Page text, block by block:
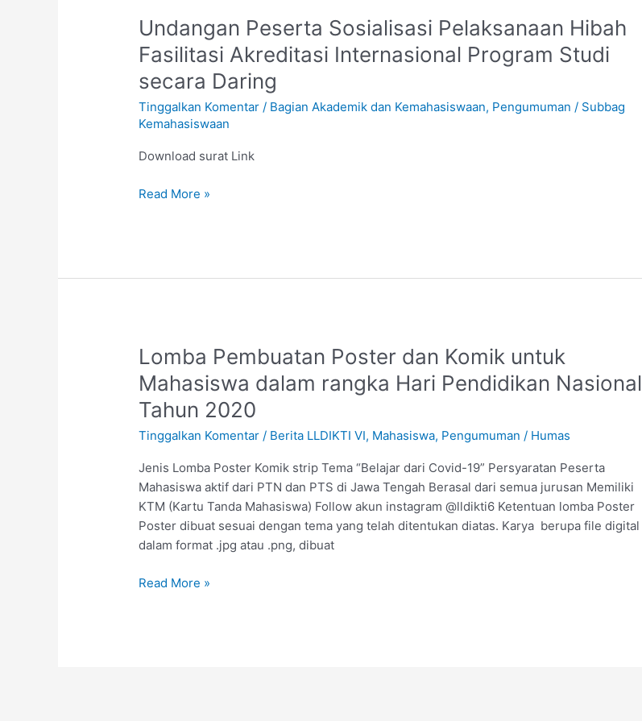
Undangan Peserta Sosialisasi Pelaksanaan Hibah
Fasilitasi Akreditasi Internasional Program Studi
secara Daring
Tinggalkan Komentar / Bagian Akademik dan Kemahasiswaan, Pengumuman / Subbag
Kemahasiswaan
Download surat Link
Undangan
Peserta
Sosialisasi
Pelaksanaan
Hibah
Fasilitasi
Internasional
Studi
Read More »
Lomba Pembuatan Poster dan Komik untuk
Mahasiswa dalam rangka Hari Pendidikan Nasional
Tahun 2020
Tinggalkan Komentar / Berita LLDIKTI VI, Mahasiswa, Pengumuman / Humas
Jenis Lomba Poster Komik strip Tema “Belajar dari Covid-19” Persyaratan Peserta
Mahasiswa aktif dari PTN dan PTS di Jawa Tengah Berasal dari semua jurusan Memiliki
KTM (Kartu Tanda Mahasiswa) Follow akun instagram @lldikti6 Ketentuan lomba Poster
Poster dibuat sesuai dengan tema yang telah ditentukan diatas. Karya berupa file digital
dalam format .jpg atau .png, dibuat
Lomba
Poster
dan
Komik
untuk
Mahasiswa
dalam
rangka
Hari
Pendidikan
Tahun
Read More »